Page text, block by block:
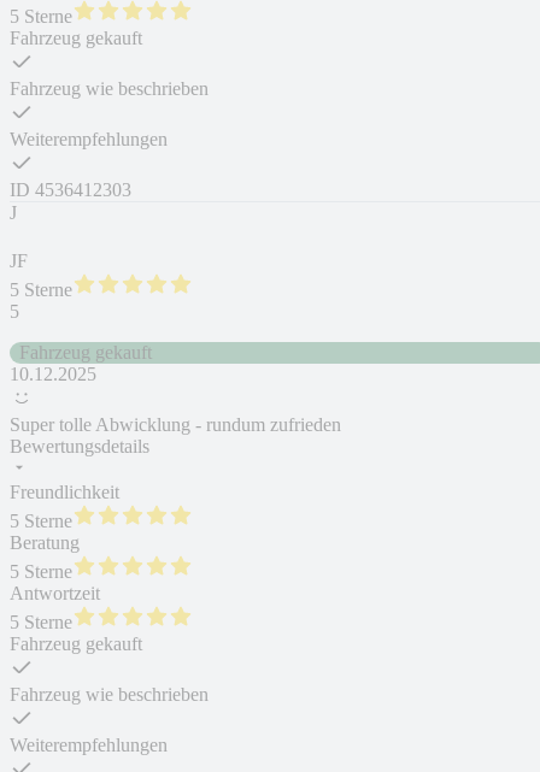
5 Sterne
Fahrzeug gekauft
Fahrzeug wie beschrieben
Weiterempfehlungen
ID 4536412303
J
JF
5 Sterne
5
Fahrzeug gekauft
10.12.2025
Super tolle Abwicklung - rundum zufrieden
Bewertungsdetails
Freundlichkeit
5 Sterne
Beratung
5 Sterne
Antwortzeit
5 Sterne
Fahrzeug gekauft
Fahrzeug wie beschrieben
Weiterempfehlungen